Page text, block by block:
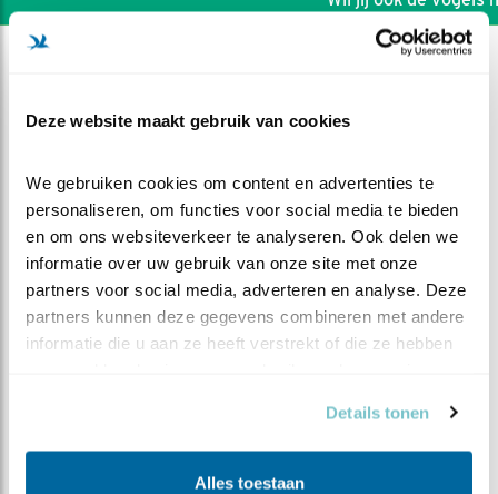
Deze website maakt gebruik van cookies
We gebruiken cookies om content en advertenties te
personaliseren, om functies voor social media te bieden
en om ons websiteverkeer te analyseren. Ook delen we
informatie over uw gebruik van onze site met onze
partners voor social media, adverteren en analyse. Deze
partners kunnen deze gegevens combineren met andere
informatie die u aan ze heeft verstrekt of die ze hebben
Details tonen
Alles toestaan
Wat een bijzonder stel